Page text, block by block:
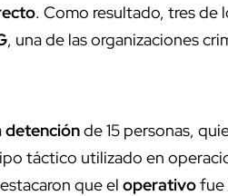
. Como resultado, tres de
, una de las organizaciones
detenciónde 15 personas,
táctico utilizado en
que el operativofue